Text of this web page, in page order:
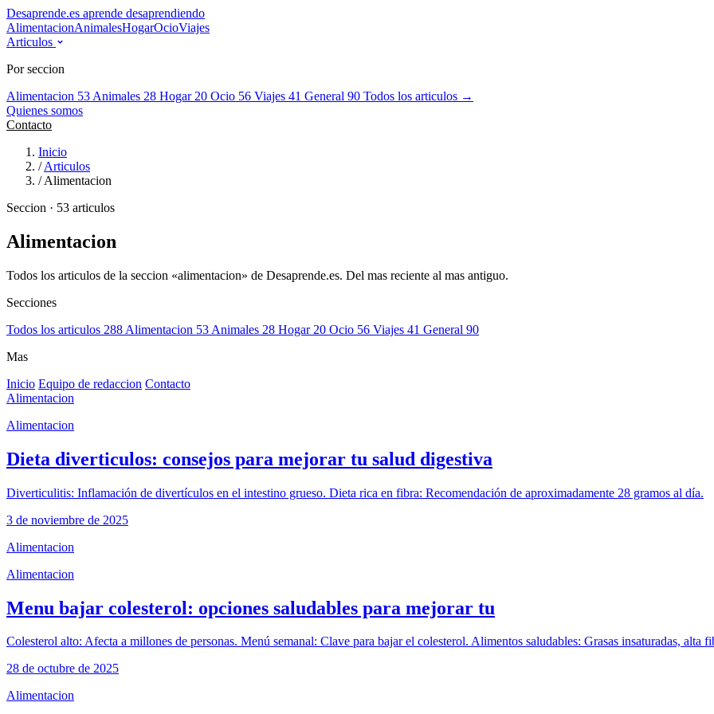
Desaprende.es aprende desaprendiendo
AlimentacionAnimalesHogarOcioViajes
Articulos
Por seccion
Alimentacion 53 Animales 28 Hogar 20 Ocio 56 Viajes 41 General 90 Todos los articulos →
Quienes somos
Contacto
Inicio
/ Articulos
/ Alimentacion
Seccion · 53 articulos
Alimentacion
Todos los articulos de la seccion «alimentacion» de Desaprende.es. Del mas reciente al mas antiguo.
Secciones
Todos los articulos 288 Alimentacion 53 Animales 28 Hogar 20 Ocio 56 Viajes 41 General 90
Mas
Inicio Equipo de redaccion Contacto
Alimentacion
Alimentacion
Dieta diverticulos: consejos para mejorar tu salud digestiva
Diverticulitis: Inflamación de divertículos en el intestino grueso. Dieta rica en fibra: Recomendación de aproximadamente 28 gramos al día.
3 de noviembre de 2025
Alimentacion
Alimentacion
Menu bajar colesterol: opciones saludables para mejorar tu
Colesterol alto: Afecta a millones de personas. Menú semanal: Clave para bajar el colesterol. Alimentos saludables: Grasas insaturadas, alta
28 de octubre de 2025
Alimentacion